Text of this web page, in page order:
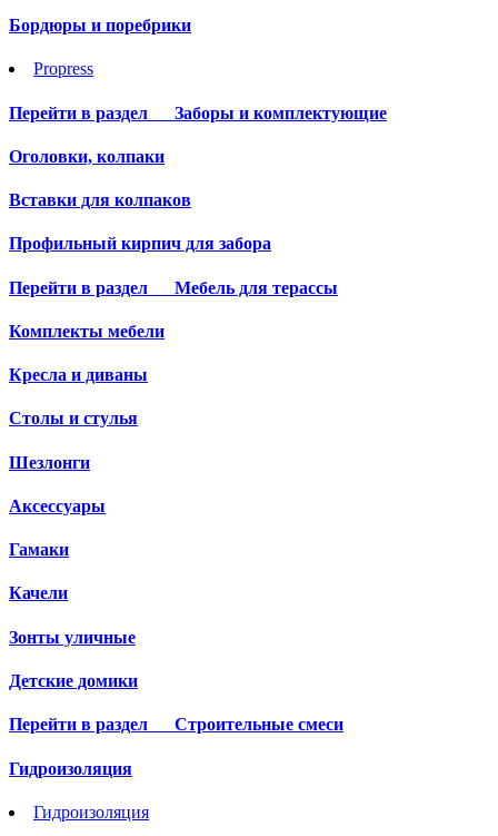
Бордюры и поребрики
Propress
Перейти в раздел Заборы и комплектующие
Оголовки, колпаки
Вставки для колпаков
Профильный кирпич для забора
Перейти в раздел Мебель для терассы
Комплекты мебели
Кресла и диваны
Столы и стулья
Шезлонги
Аксессуары
Гамаки
Качели
Зонты уличные
Детские домики
Перейти в раздел Строительные смеси
Гидроизоляция
Гидроизоляция